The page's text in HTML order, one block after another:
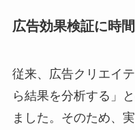
広告効果検証に時
従来、広告クリエイ
ら結果を分析する」
ました。そのため、